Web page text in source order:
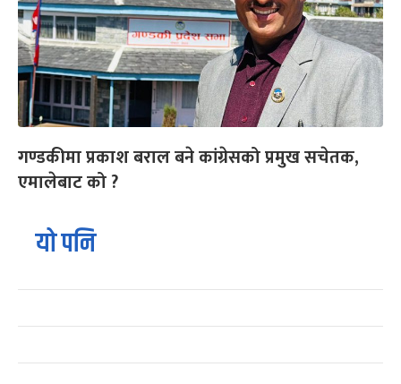
गण्डकीमा प्रकाश बराल बने कांग्रेसको प्रमुख सचेतक,
एमालेबाट को ?
यो पनि